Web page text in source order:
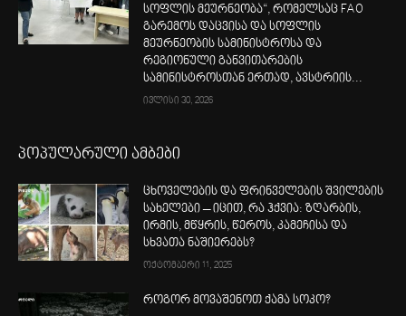
სოფლის მეურნეობა“, რომელსაც FAO
გარემოს დაცვისა და სოფლის
მეურნეობის სამინისტროსა და
რეგიონული განვითარების
სამინისტროსთან ერთად, ავსტრიის...
ივლისი 30, 2026
პოპულარული ამბები
ცხოველების და ფრინველების შვილების
სახელები – იცით, რა ჰქვია: ზღარბის,
ირმის, მწყრის, წეროს, კამეჩისა და
სხვათა ნაშიერებს?
ოქტომბერი 11, 2025
როგორ მოვაშენოთ ქამა სოკო?